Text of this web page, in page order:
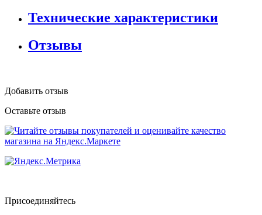
Технические характеристики
Отзывы
Добавить отзыв
Оставьте отзыв
Присоединяйтесь